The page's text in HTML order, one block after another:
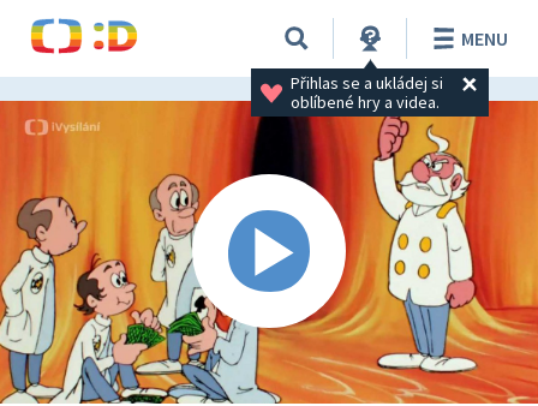
Přihlas se a ukládej si
oblíbené hry a videa.
MENU